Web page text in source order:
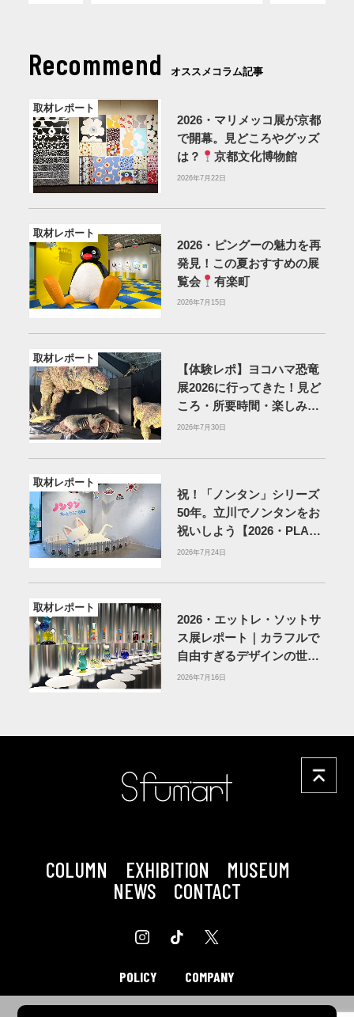
Recommend オススメコラム記事
取材レポート
2026・マリメッコ展が京都
で開幕。見どころやグッズ
は？
京都文化博物館
2026年7月22日
取材レポート
2026・ピングーの魅力を再
発見！この夏おすすめの展
覧会
有楽町
2026年7月15日
取材レポート
【体験レポ】ヨコハマ恐竜
展2026に行ってきた！見ど
ころ・所要時間・楽しみ方
を紹介
2026年7月30日
取材レポート
祝！「ノンタン」シリーズ
50年。立川でノンタンをお
祝いしよう【2026・PLAY!
MUSEUM】
2026年7月24日
取材レポート
2026・エットレ・ソットサ
ス展レポート｜カラフルで
自由すぎるデザインの世界
を体験
2026年7月16日
COLUMN EXHIBITION
MUSEUM
NEWS
CONTACT
POLICY COMPANY